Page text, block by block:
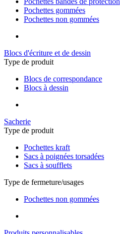
Pochettes gommées
Pochettes non gommées
Blocs d'écriture et de dessin
Type de produit
Blocs de correspondance
Blocs à dessin
Sacherie
Type de produit
Pochettes kraft
Sacs à poignées torsadées
Sacs à soufflets
Type de fermeture/usages
Pochettes non gommées